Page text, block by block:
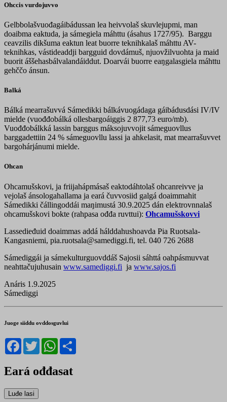
Ohccis vurdojuvvo
Gelbbolašvuođagáibádussan lea heivvolaš skuvlejupmi, man
doaibma eaktuda, ja sámegiela máhttu (ásahus 1727/95). Barggu
ceavzilis dikšuma eaktun leat buorre teknihkalaš máhttu AV-
teknihkas, vástideaddji bargguid dovdámuš, njuovžilvuohta ja maid
buorit áššehasbálvalandáiddut. Doarvái buorre eaŋgalasgiela máhttu
gehččo ánsun.
Balká
Bálká mearrašuvvá Sámedikki bálkávuogádaga gáibádusdási IV/IV
mielde (vuođđobálká ollesbargoáiggis 2 877,73 euro/mb).
Vuođđobálkká lassin barggus máksojuvvojit sámeguovllus
barggadettiin 24 % sámeguovllu lassi ja ahkelasit, mat mearrašuvvet
bargohárjánumi mielde.
Ohcan
Ohcamušskovi, ja friijahápmásaš eaktodáhtolaš ohcanreivve ja
vejolaš ánsologahallama ja eará čuvvosiid galgá doaimmahit
Sámedikki čállingoddái maŋimustá 30.9.2025 dán elektrovnnalaš
ohcamušskovi bokte (rahpasa ođđa ruvttui): Ohcamušskovvi
Lassedieđuid doaimmas addá hálddahushoavda Pia Ruotsala-
Kangasniemi, pia.ruotsala@samediggi.fi, tel. 040 726 2688
Sámediggái ja sámekulturguovddáš Sajosii sáhttá oahpásmuvvat
neahttačujuhusain www.samediggi.fi ja www.sajos.fi
Anáris 1.9.2025
Sámediggi
Juoge siiddu ovddosguvlui
Facebook
TwitterWhatsApp
Eará ođđasat